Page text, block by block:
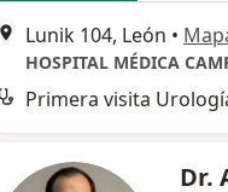
Lunik 104, León •
Primera visita
Dr.